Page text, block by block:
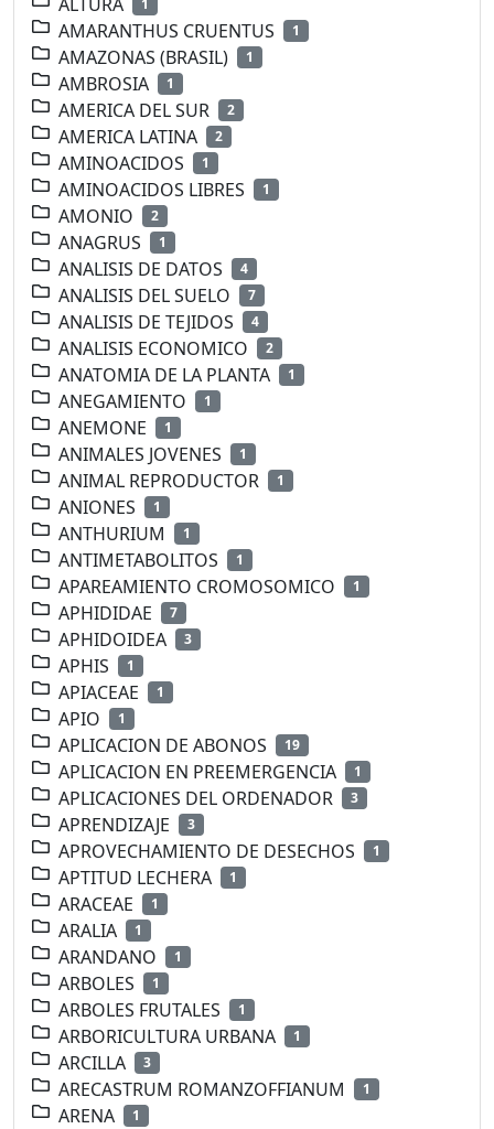
1
AMARANTHUS CRUENTUS 1
AMAZONAS (BRASIL) 1
AMBROSIA 1
AMERICA DEL SUR 2
AMERICA LATINA 2
AMINOACIDOS 1
AMINOACIDOS LIBRES 1
AMONIO 2
ANAGRUS 1
ANALISIS DE DATOS 4
ANALISIS DEL SUELO 7
ANALISIS DE TEJIDOS 4
ANALISIS ECONOMICO 2
ANATOMIA DE LA PLANTA 1
ANEGAMIENTO 1
ANEMONE 1
ANIMALES JOVENES 1
ANIMAL REPRODUCTOR 1
ANIONES 1
ANTHURIUM 1
ANTIMETABOLITOS 1
APAREAMIENTO CROMOSOMICO 1
APHIDIDAE 7
APHIDOIDEA 3
APHIS 1
APIACEAE 1
APIO 1
APLICACION DE ABONOS 19
APLICACION EN PREEMERGENCIA 1
APLICACIONES DEL ORDENADOR 3
APRENDIZAJE 3
APROVECHAMIENTO DE DESECHOS 1
APTITUD LECHERA 1
ARACEAE 1
ARALIA 1
ARANDANO 1
ARBOLES 1
ARBOLES FRUTALES 1
ARBORICULTURA URBANA 1
ARCILLA 3
ARECASTRUM ROMANZOFFIANUM 1
ARENA 1